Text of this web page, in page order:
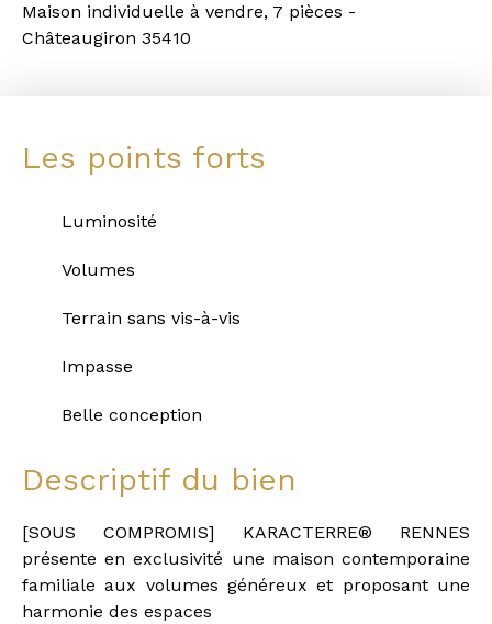
Maison individuelle à vendre, 7 pièces -
Châteaugiron 35410
Les points forts
Luminosité
Volumes
Terrain sans vis-à-vis
Impasse
Belle conception
Descriptif du bien
[SOUS COMPROMIS] KARACTERRE® RENNES
présente en exclusivité une maison contemporaine
familiale aux volumes généreux et proposant une
harmonie des espaces